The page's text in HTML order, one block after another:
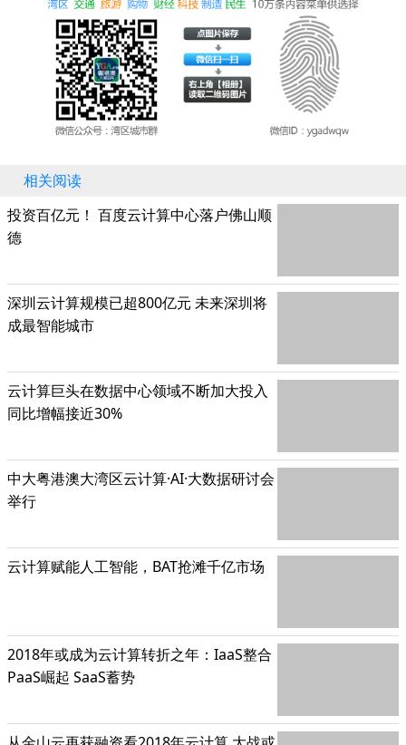
相关阅读
投资百亿元！ 百度云计算中心落户佛山顺
德
深圳云计算规模已超800亿元 未来深圳将
成最智能城市
云计算巨头在数据中心领域不断加大投入
同比增幅接近30%
中大粤港澳大湾区云计算·AI·大数据研讨会
举行
云计算赋能人工智能，BAT抢滩千亿市场
2018年或成为云计算转折之年：IaaS整合
PaaS崛起 SaaS蓄势